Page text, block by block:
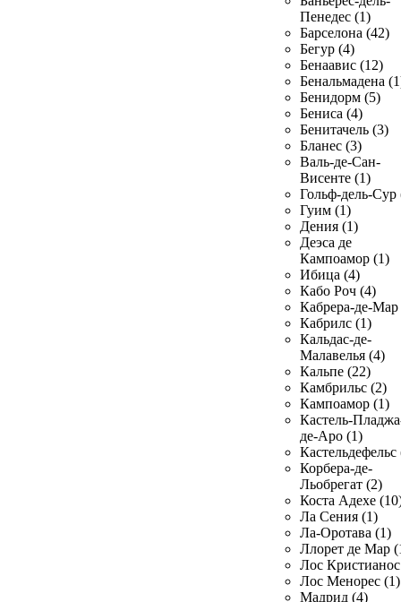
Пенедес (1)
Барселона (42)
Бегур (4)
Бенаавис (12)
Бенальмадена
Бенидорм (5)
Бениса (4)
Бенитачель (3)
Бланес (3)
Валь-де-Сан-
Висенте (1)
Гольф-дель-Сур
Гуим (1)
Дения (1)
Деэса де
Кампоамор (1)
Ибица (4)
Кабо Роч (4)
Кабрера-де-Мар
Кабрилс (1)
Кальдас-де-
Малавелья (4)
Кальпе (22)
Камбрильс (2)
Кампоамор (1)
Кастель-
де-Аро (1)
Кастельдефельс
Корбера-де-
Льобрегат (2)
Коста Адехе
Ла Сения (1)
Ла-Оротава (1)
Ллорет де Мар
Лос
Лос Менорес (1)
Мадрид (4)